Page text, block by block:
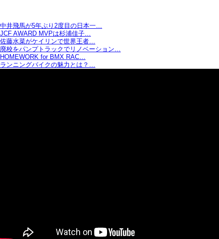
中井飛馬が5年ぶり2度目の日本一…
JCF AWARD MVPは杉浦佳子…
佐藤水菜がケイリンで世界王者…
廃校をパンプトラックでリノベーション…
HOMEWORK for BMX RAC…
ランニングバイクの魅力とは？…